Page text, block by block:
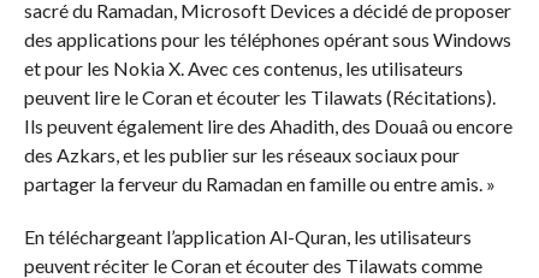
sacré du Ramadan, Microsoft Devices a décidé de proposer
des applications pour les téléphones opérant sous Windows
et pour les Nokia X. Avec ces contenus, les utilisateurs
peuvent lire le Coran et écouter les Tilawats (Récitations).
Ils peuvent également lire des Ahadith, des Douaâ ou encore
des Azkars, et les publier sur les réseaux sociaux pour
partager la ferveur du Ramadan en famille ou entre amis. »
En téléchargeant l’application Al-Quran, les utilisateurs
peuvent réciter le Coran et écouter des Tilawats comme